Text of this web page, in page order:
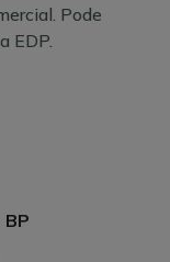
Pode
EDP.